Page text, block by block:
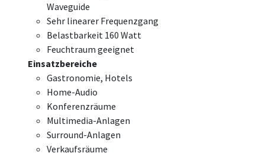
Waveguide
Sehr linearer Frequenzgang
Belastbarkeit 160 Watt
Feuchtraum geeignet
Einsatzbereiche
Gastronomie, Hotels
Home-Audio
Konferenzräume
Multimedia-Anlagen
Surround-Anlagen
Verkaufsräume